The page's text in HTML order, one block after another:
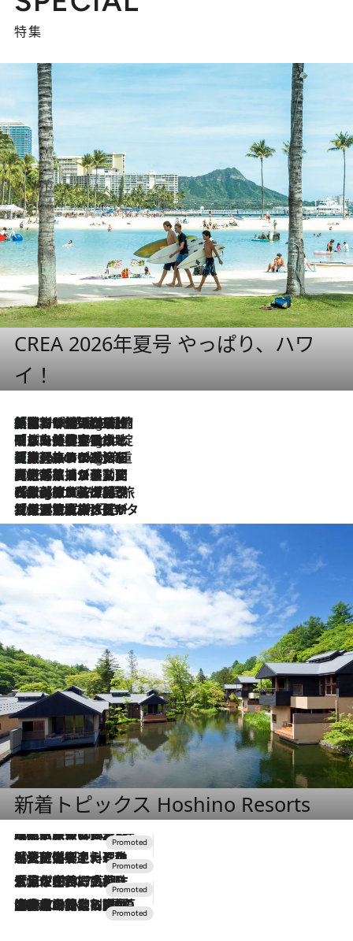
特集
CREA 2026年夏号 やっぱり、ハワ
イ！
10 Hours Ago
「荷物が増えるほど旅ストレスは増す」美容ジャーナリストがたどり着いた最終結論。“化粧品を劇的に減らす”感動の凝縮美容とは
10 Hours Ago
「旅先には金髪ウィッグを持参」日本と同じメイクでは損してる!? 美容ジャーナリストが提案する“掟破りの旅美容”とは
10 Hours Ago
【厳選旅コスメ】「身軽さ＆UV対策重視！」ヘアアーティストshucoが選んだ夏旅ベストコスメを発表【Mサイズジップ】
2026.8.5
【厳選旅コスメ】国内をあちこち移動する河井菜摘が選んだ夏旅ベストコスメ発表！「リラックスアイテムはマスト」【Mサイズジップ】
2026.8.4
【厳選旅コスメ】「紫外線＆乾燥対策しながらメイク感も！」ヘア＆メイクGeorgeが選んだ夏旅ベストコスメを発表！【Mサイズジップ】
2026.8.3
【厳選旅コスメ】「保湿もタイパ重視！」“サウナ好き”タレント清水みさとが愛用する夏旅ベストコスメを発表！【Mサイズジップ】
新着トピックス Hoshino Resorts
2026.7.31
【ホテル帰省】という選択肢をOMOが提案。家族とほどよい距離を保つには「昼は実家、夜は気兼ねなくホテルで！」
2026.7.24
【夏限定ディナーコース】旬を迎える稚鮎や花ズッキーニなどをイタリア・トスカーナの郷土料理の手法で満喫！
2026.7.17
「土佐和ハーブかき氷」がOMO7高知に登場！生姜、山椒、大葉など目にも舌にも涼を呼ぶ郷土の味
2026.7.10
NEW OPEN！【界 草津】名湯の地に誕生。趣の異なる2種の温泉と上州ならではの会席・蕎麦割烹など美食を味わう究極の癒やし旅